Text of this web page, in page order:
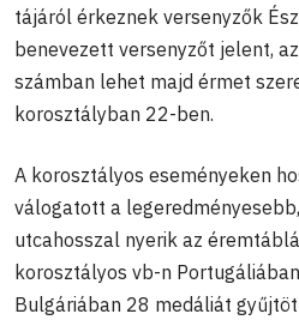
tájáról érkeznek versenyzők
benevezett versenyzőt jelent,
számban lehet majd érmet
korosztályban 22-ben.
A korosztályos eseményeken
válogatott a
utcahosszal nyerik az
korosztályos vb-n
Bulgáriában 28 medáliát